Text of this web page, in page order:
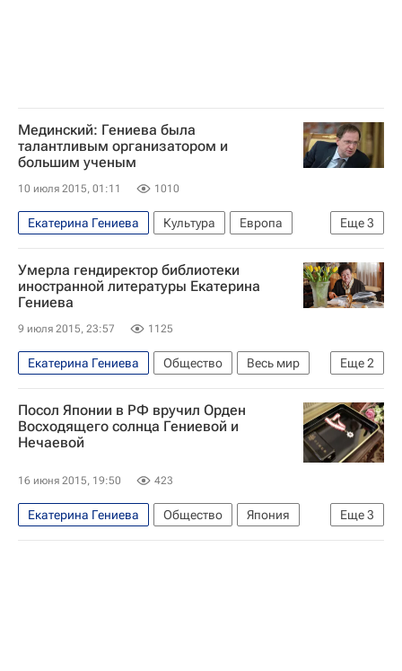
Мединский: Гениева была
талантливым организатором и
большим ученым
10 июля 2015, 01:11 1010
Еще3
Екатерина Гениева Культура
Европа
Весь мир
Владимир Мединский Россия
Умерла гендиректор библиотеки
иностранной литературы Екатерина
Гениева
9 июля 2015, 23:57 1125
Еще2
Екатерина Гениева Общество
Весь мир
Европа
Россия
Посол Японии в РФ вручил Орден
Восходящего солнца Гениевой и
Нечаевой
16 июня 2015, 19:50 423
Еще3
Екатерина Гениева Общество
Япония
Азия
Весь мир Тикахито Харада